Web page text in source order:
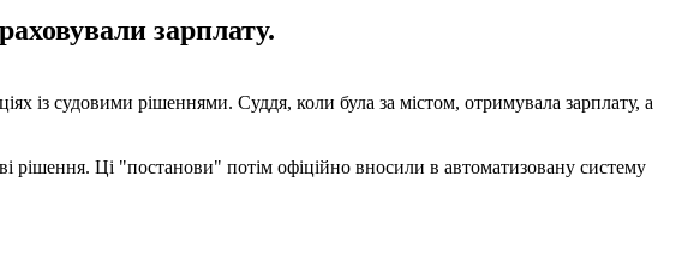
зарплату.
із судовими рішеннями. Суддя, коли була за містом, отримувала зарплату, а
рішення. Ці "постанови" потім офіційно вносили в автоматизовану систему